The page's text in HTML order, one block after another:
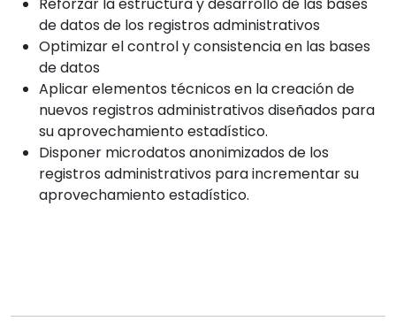
de datos de los registros administrativos
Optimizar el control y consistencia en las bases
de datos
Aplicar elementos técnicos en la creación de
nuevos registros administrativos diseñados para
su aprovechamiento estadístico.
Disponer microdatos anonimizados de los
registros administrativos para incrementar su
aprovechamiento estadístico.